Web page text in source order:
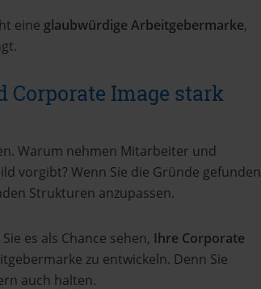
eine glaubwürdige Arbeitgebermarke,
Corporate Image stark
Warum nehmen Mitarbeiter und
vorgibt? Wenn Sie die Gründe gefunden
Strukturen anzupassen.
es als Chance sehen, Ihre Corporate
zu entwickeln. Denn Sie
auch halten.